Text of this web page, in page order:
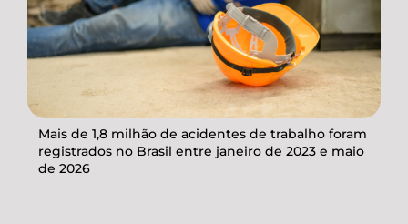
Mais de 1,8 milhão de acidentes de trabalho foram
registrados no Brasil entre janeiro de 2023 e maio
de 2026